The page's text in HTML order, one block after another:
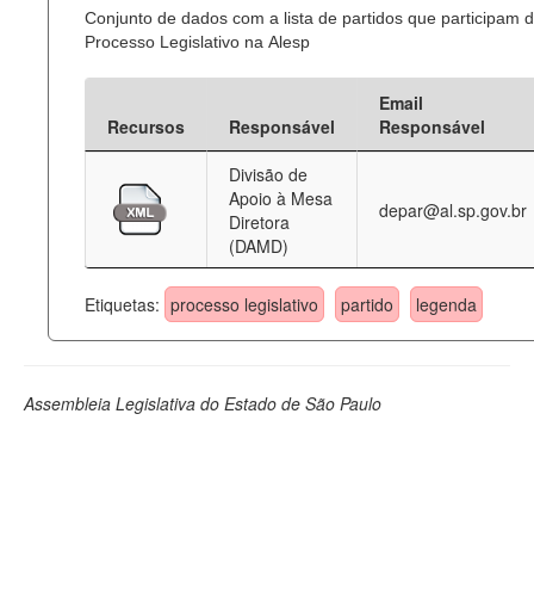
Conjunto de dados com a lista de partidos que participam
Processo Legislativo na Alesp
Recursos Responsável
Email
Responsável
Divisão de
Apoio à Mesa
Diretora
(DAMD)
depar@al.sp.gov.br
Etiquetas: processo legislativo partido legenda
Assembleia Legislativa do Estado de São Paulo